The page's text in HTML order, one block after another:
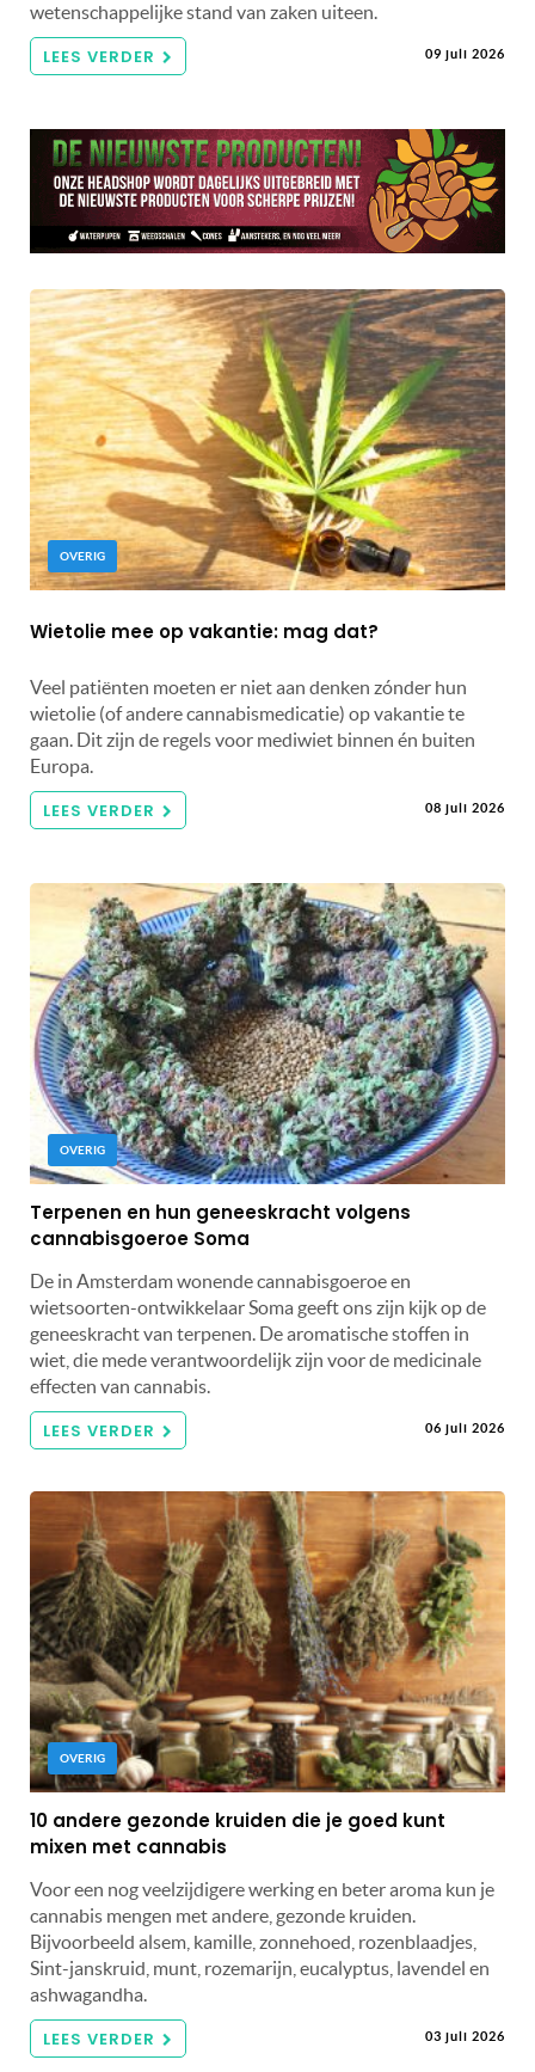
wetenschappelijke stand van zaken uiteen.
LEES VERDER 09 juli 2026
OVERIG
Wietolie mee op vakantie: mag dat?
Veel patiënten moeten er niet aan denken zónder hun
wietolie (of andere cannabismedicatie) op vakantie te
gaan. Dit zijn de regels voor mediwiet binnen én buiten
Europa.
LEES VERDER 08 juli 2026
OVERIG
Terpenen en hun geneeskracht volgens
cannabisgoeroe Soma
De in Amsterdam wonende cannabisgoeroe en
wietsoorten-ontwikkelaar Soma geeft ons zijn kijk op de
geneeskracht van terpenen. De aromatische stoffen in
wiet, die mede verantwoordelijk zijn voor de medicinale
effecten van cannabis.
LEES VERDER 06 juli 2026
OVERIG
10 andere gezonde kruiden die je goed kunt
mixen met cannabis
Voor een nog veelzijdigere werking en beter aroma kun je
cannabis mengen met andere, gezonde kruiden.
Bijvoorbeeld alsem, kamille, zonnehoed, rozenblaadjes,
Sint-janskruid, munt, rozemarijn, eucalyptus, lavendel en
ashwagandha.
LEES VERDER 03 juli 2026